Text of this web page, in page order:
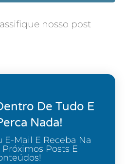
nosso post
De Tudo E
Nada!
E-Mail E Receba Na
Posts E